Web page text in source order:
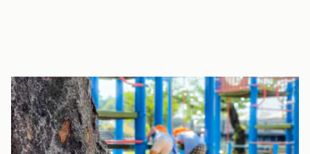
園庭
四季折々の花が彩る広々とした園庭には大きな築山があり、上り
下りを楽しんだり、泥団子作りや発掘ごっこをするなどの遊びが
展開しています。